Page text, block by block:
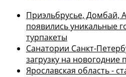
Приэльбрусье, Домбай,
появились уникальные
турпакеты
Санатории Санкт-
загрузку на новогодние
Ярославская область -